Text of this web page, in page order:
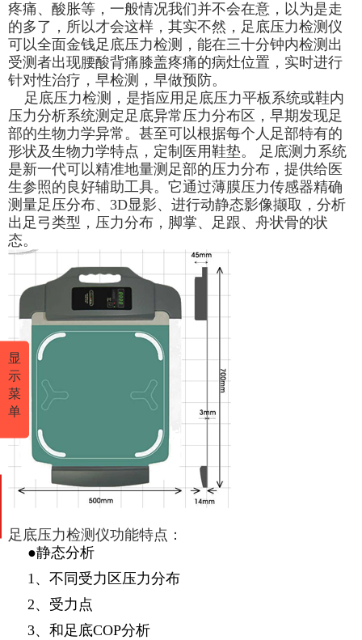
疼痛、酸胀等，一般情况我们并不会在意，以为是走
的多了，所以才会这样，其实不然，足底压力检测仪
可以全面金钱足底压力检测，能在三十分钟内检测出
受测者出现腰酸背痛膝盖疼痛的病灶位置，实时进行
针对性治疗，早检测，早做预防。
足底压力检测，是指应用足底压力平板系统或鞋内
压力分析系统测定足底异常压力分布区，早期发现足
部的生物力学异常。甚至可以根据每个人足部特有的
形状及生物力学特点，定制医用鞋垫。 足底测力系统
是新一代可以精准地量测足部的压力分布，提供给医
生参照的良好辅助工具。它通过薄膜压力传感器精确
测量足压分布、3D显影、进行动静态影像撷取，分析
出足弓类型，压力分布，脚掌、足跟、舟状骨的状
态。
足底压力检测仪功能特点：
●静态分析
1、不同受力区压力分布
2、受力点
3、和足底COP分析
显
示
菜
单